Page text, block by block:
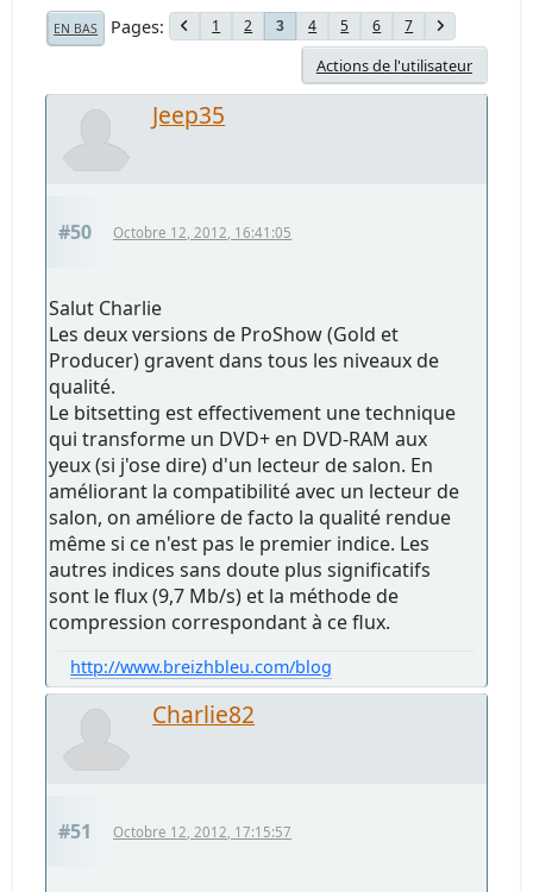
EN BAS Pages 1 2 3 4 5 6 7
Actions de l'utilisateur
Jeep35
#50 Octobre 12, 2012, 16:41:05
Salut Charlie
Les deux versions de ProShow (Gold et
Producer) gravent dans tous les niveaux de
qualité.
Le bitsetting est effectivement une technique
qui transforme un DVD+ en DVD-RAM aux
yeux (si j'ose dire) d'un lecteur de salon. En
améliorant la compatibilité avec un lecteur de
salon, on améliore de facto la qualité rendue
même si ce n'est pas le premier indice. Les
autres indices sans doute plus significatifs
sont le flux (9,7 Mb/s) et la méthode de
compression correspondant à ce flux.
http://www.breizhbleu.com/blog
Charlie82
#51 Octobre 12, 2012, 17:15:57